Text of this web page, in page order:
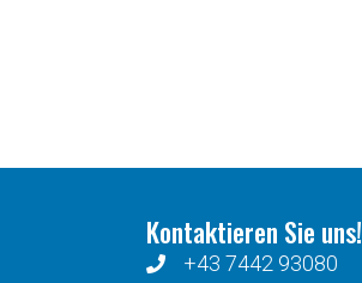
Kontaktieren Sie uns!
+43 7442 93080